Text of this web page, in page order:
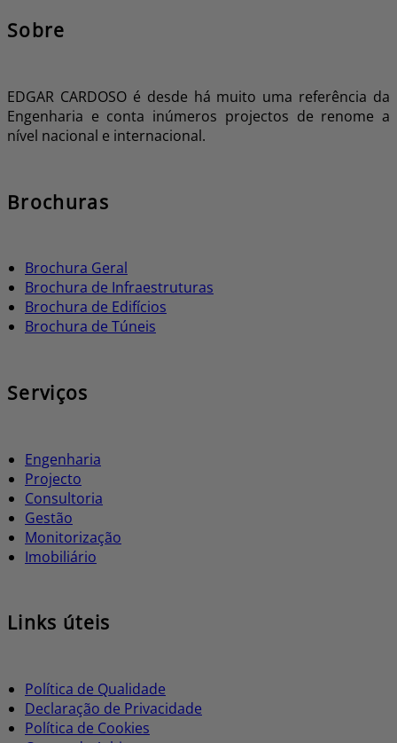
Sobre
EDGAR CARDOSO é desde há muito uma referência da
Engenharia e conta inúmeros projectos de renome a
nível nacional e internacional.
Brochuras
Brochura Geral
Brochura de Infraestruturas
Brochura de Edifícios
Brochura de Túneis
Serviços
Engenharia
Projecto
Consultoria
Gestão
Monitorização
Imobiliário
Links úteis
Política de Qualidade
Declaração de Privacidade
Política de Cookies